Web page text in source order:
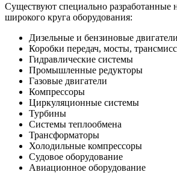
Существуют специально разработанные
широкого круга оборудования:
Дизельные и бензиновые двигатели
Коробки передач, мосты,
Гидравлические системы
Промышленные редукторы
Газовые двигатели
Компрессоры
Циркуляционные системы
Турбины
Системы теплообмена
Трансформаторы
Холодильные компрессоры
Судовое оборудование
Авиационное оборудование